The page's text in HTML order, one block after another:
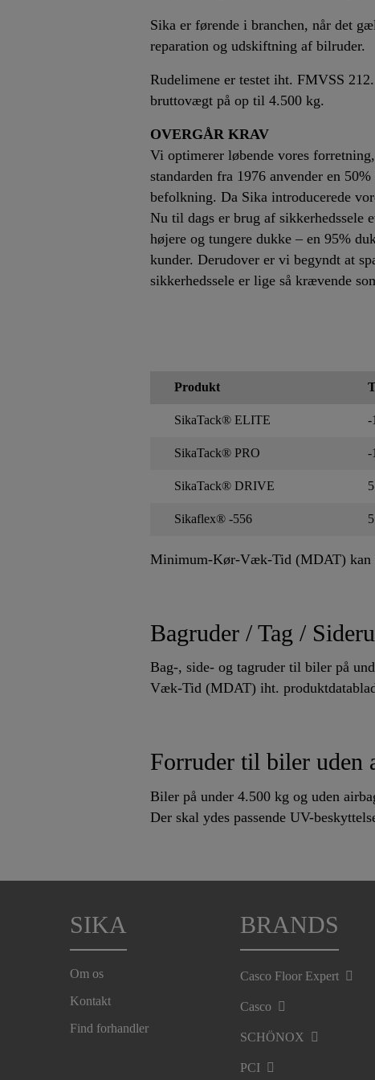
Sika er førende i branchen, når det
reparation og udskiftning af bilruder.
Rudelimene er testet iht. FMVSS
bruttovægt på op til 4.500 kg.
OVERGÅR KRAV
Vi optimerer løbende vores
standarden fra 1976 anvender en
befolkning. Da Sika introducerede
Nu til dags er brug af sikkerhedssele
højere og tungere dukke – en 95%
kunder. Derudover er vi begyndt at
sikkerhedssele er lige så krævende
Produkt
SikaTack® ELITE -
SikaTack® PRO -
SikaTack® DRIVE
Sikaflex® -556
Minimum-Kør-Væk-Tid (MDAT)
Bagruder / Tag /
Bag-, side- og tagruder til biler på
Væk-Tid (MDAT) iht.
Forruder til biler uden
Biler på under 4.500 kg og uden
Der skal ydes passende UV-
SIKA
Om os
Kontakt
Find forhandler
BRANDS
Casco Floor Expert
Casco
SCHÖNOX
PCI